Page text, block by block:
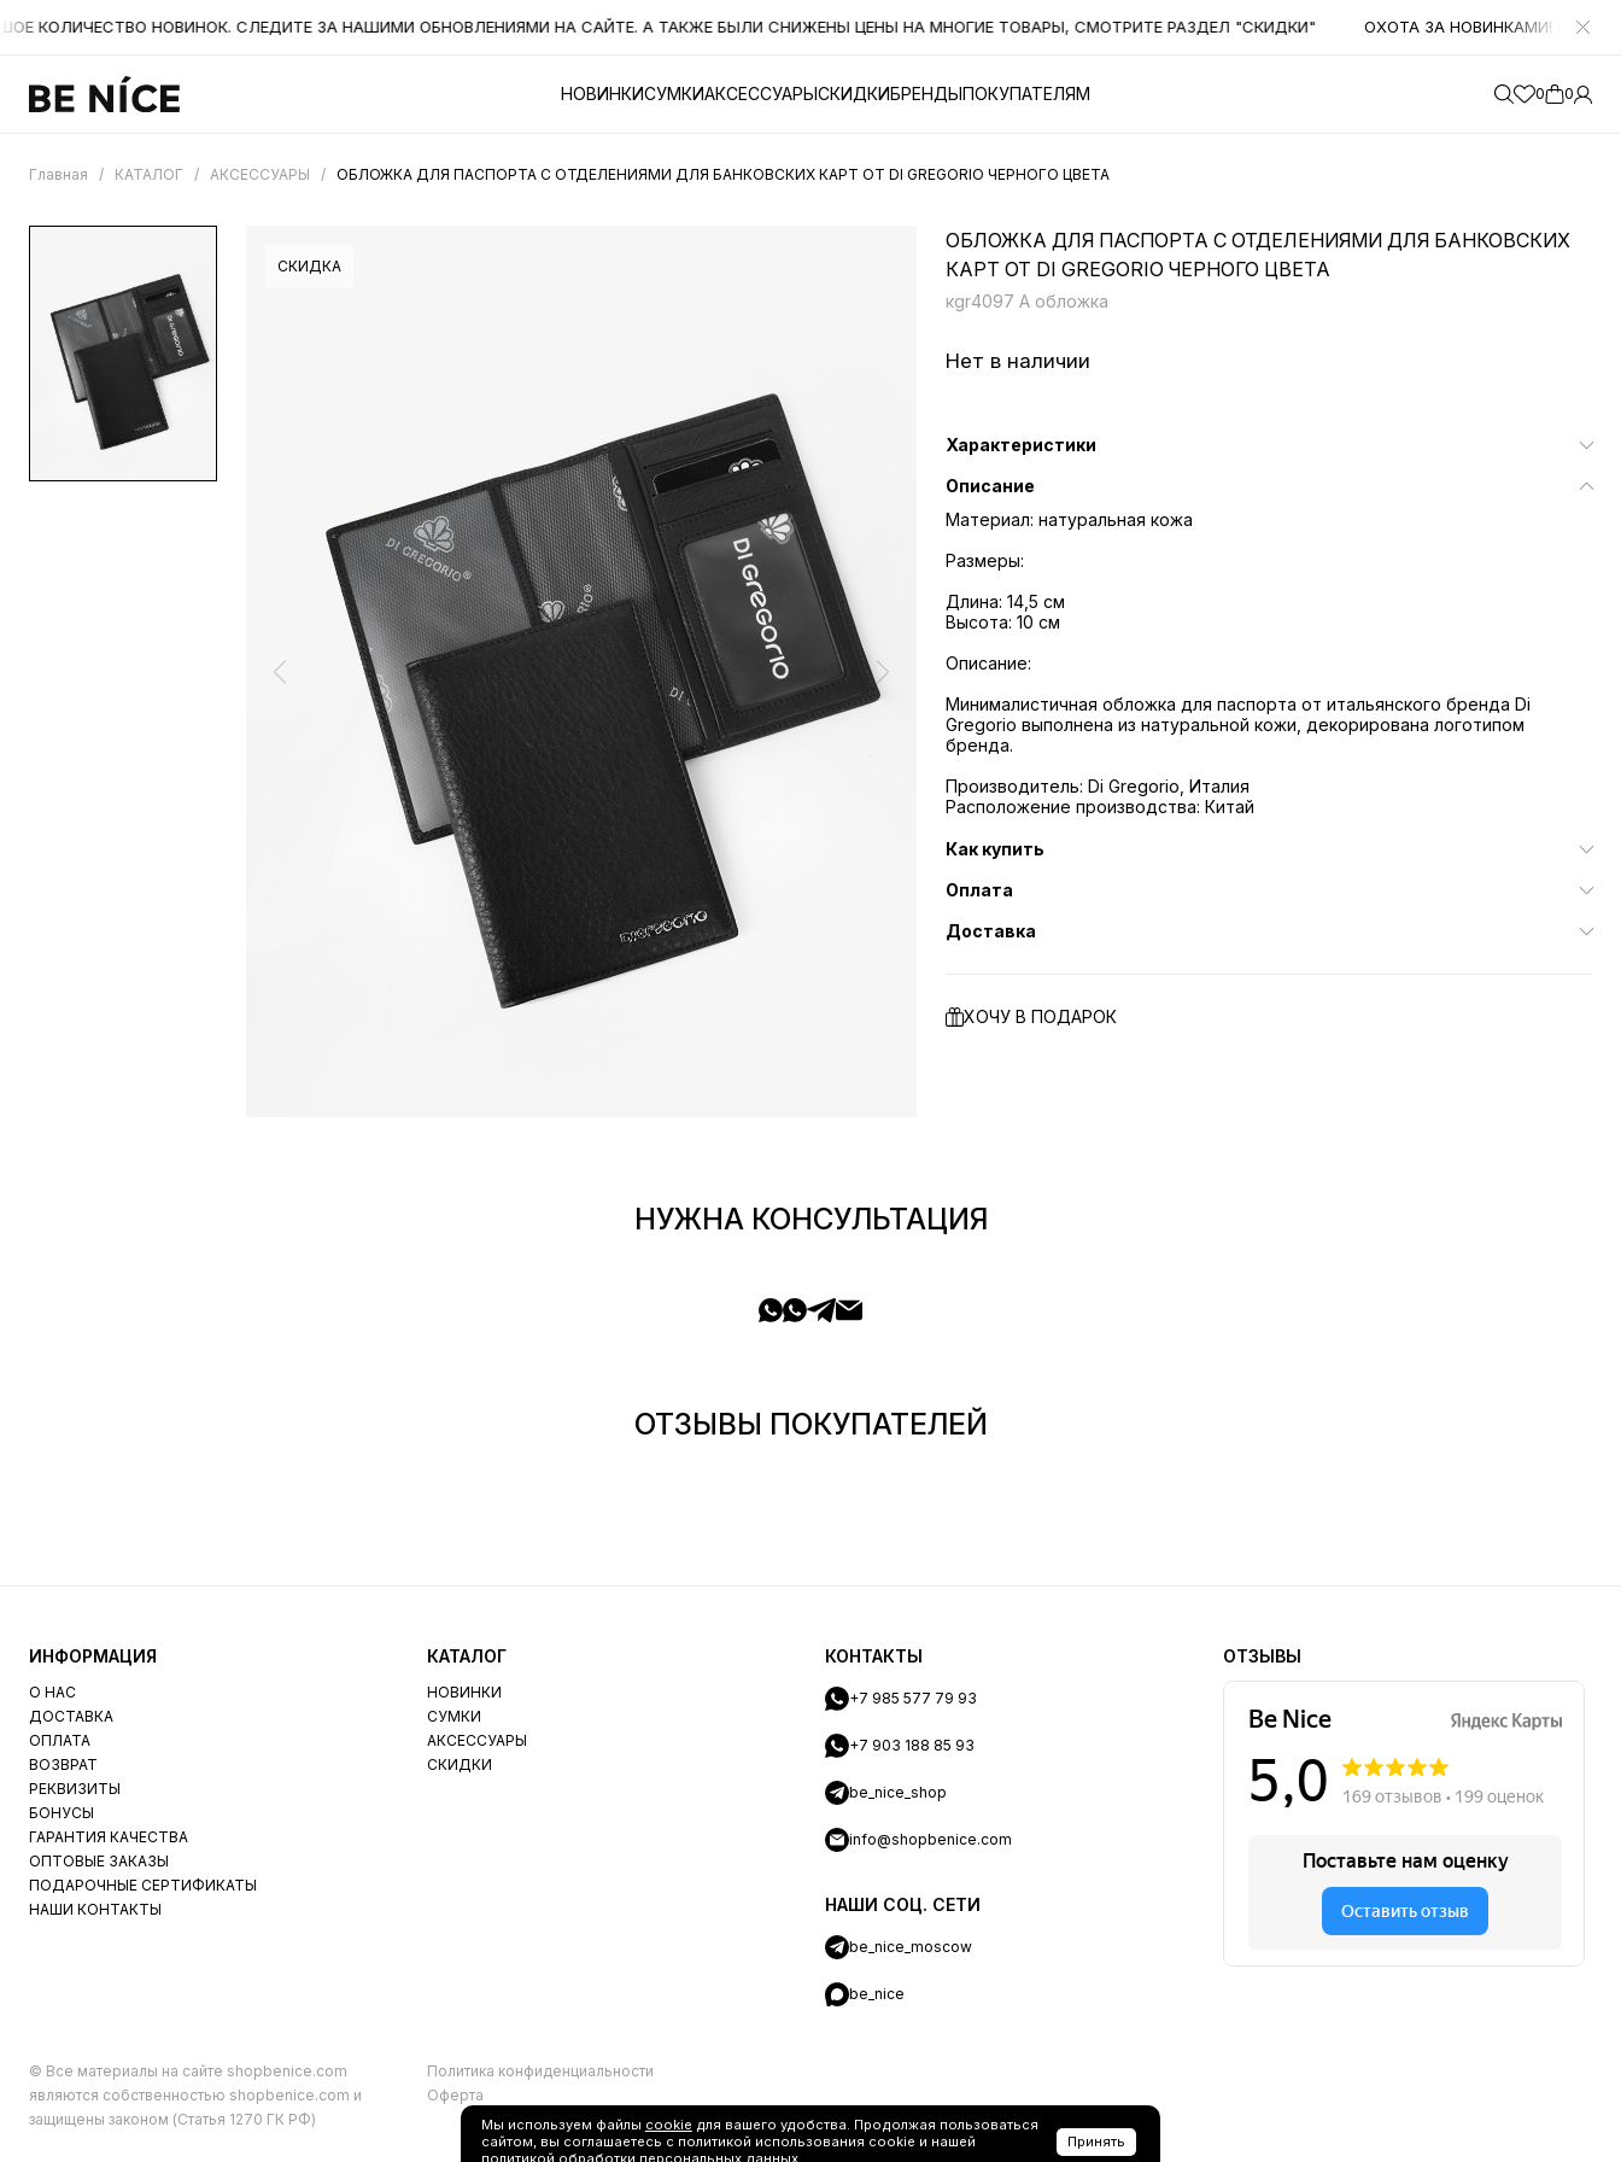
Мы используем файлы cookie для вашего удобства. Продолжая пользоваться
сайтом, вы соглашаетесь с политикой использования cookie и нашей
политикой обработки персональных данных.
Принять
НОВИНОК. СЛЕДИТЕ ЗА НАШИМИ ОБНОВЛЕНИЯМИ НА САЙТЕ. А ТАКЖЕ БЫЛИ СНИЖЕНЫ ЦЕНЫ НА МНОГИЕ ТОВАРЫ, СМОТРИТЕ РАЗДЕЛ "СКИДКИ" ОХОТА ЗА НОВИНКАМИ!
НОВИНКИСУМКИАКСЕССУАРЫСКИДКИБРЕНДЫПОКУПАТЕЛЯМ 0 0
Главная / КАТАЛОГ / АКСЕССУАРЫ / ОБЛОЖКА ДЛЯ ПАСПОРТА C ОТДЕЛЕНИЯМИ ДЛЯ БАНКОВСКИХ КАРТ ОТ DI GREGORIO ЧЕРНОГО ЦВЕТА
СКИДКА
ОБЛОЖКА ДЛЯ ПАСПОРТА C ОТДЕЛЕНИЯМИ ДЛЯ БАНКОВСКИХ
КАРТ ОТ DI GREGORIO ЧЕРНОГО ЦВЕТА
кgr4097 A обложка
Нет в наличии
Характеристики
Описание
Материал: натуральная кожа
Размеры:
Длина: 14,5 см
Высота: 10 см
Описание:
Минималистичная обложка для паспорта от итальянского бренда Di
Gregorio выполнена из натуральной кожи, декорирована логотипом
бренда.
Производитель: Di Gregorio, Италия
Расположение производства: Китай
Как купить
Оплата
Доставка
ХОЧУ В ПОДАРОК
НУЖНА КОНСУЛЬТАЦИЯ
ОТЗЫВЫ ПОКУПАТЕЛЕЙ
ИНФОРМАЦИЯ
О НАС
ДОСТАВКА
ОПЛАТА
ВОЗВРАТ
РЕКВИЗИТЫ
БОНУСЫ
ГАРАНТИЯ КАЧЕСТВА
ОПТОВЫЕ ЗАКАЗЫ
ПОДАРОЧНЫЕ СЕРТИФИКАТЫ
НАШИ КОНТАКТЫ
КАТАЛОГ
НОВИНКИ
СУМКИ
АКСЕССУАРЫ
СКИДКИ
КОНТАКТЫ
+7 985 577 79 93
+7 903 188 85 93
be_nice_shop
info@shopbenice.com
НАШИ СОЦ. СЕТИ
be_nice_moscow
be_nice
ОТЗЫВЫ
© Все материалы на сайте shopbenice.com
являются собственностью shopbenice.com и
защищены законом (Статья 1270 ГК РФ)
Политика конфиденциальности
Оферта